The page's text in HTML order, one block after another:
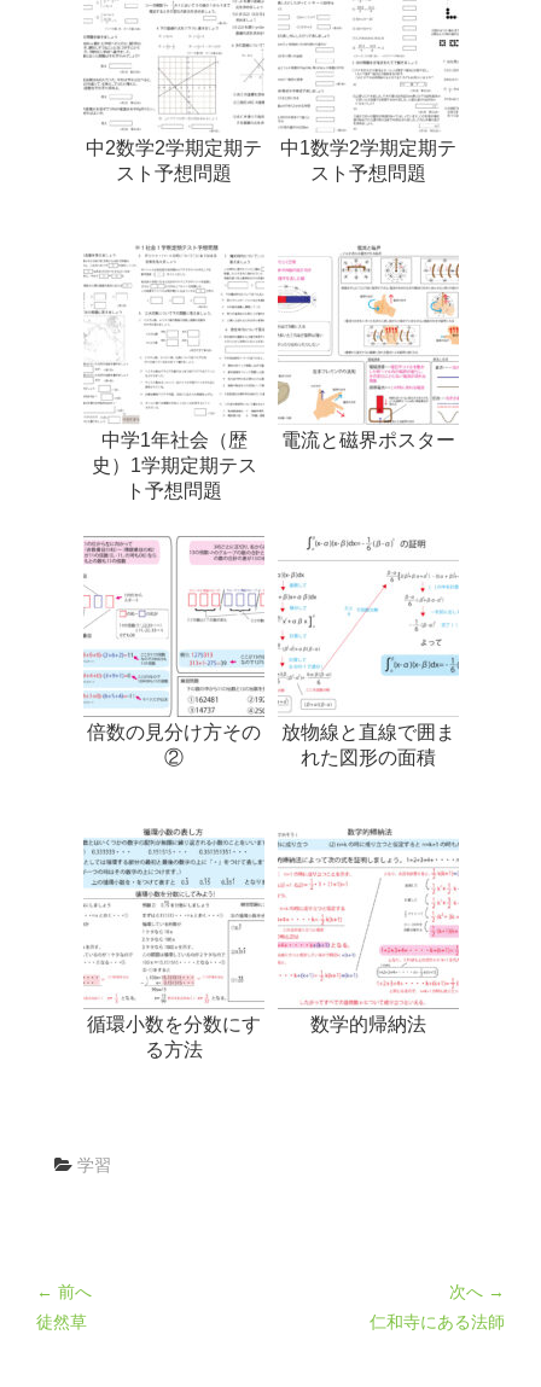
中2数学2学期定期テ
スト予想問題
中1数学2学期定期テ
スト予想問題
中学1年社会（歴
史）1学期定期テス
ト予想問題
電流と磁界ポスター
倍数の見分け方その
②
放物線と直線で囲ま
れた図形の面積
循環小数を分数にす
る方法
数学的帰納法
学習
← 前へ
徒然草
次へ →
仁和寺にある法師